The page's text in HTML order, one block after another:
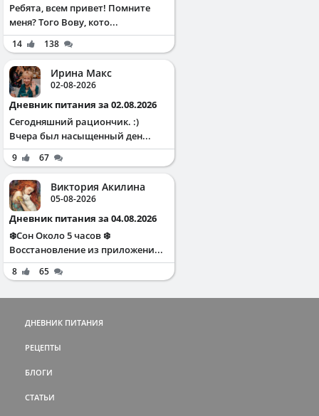
Ребята, всем привет! Помните
меня? Того Вову, кото...
14 138
Ирина Макс
02-08-2026
Дневник питания за 02.08.2026
Сегодняшний рациончик. :)
Вчера был насыщенный ден...
9 67
Виктория Акилина
05-08-2026
Дневник питания за 04.08.2026
❄️Сон Около 5 часов ❄️
Восстановление из приложени...
8 65
ДНЕВНИК ПИТАНИЯ
РЕЦЕПТЫ
БЛОГИ
СТАТЬИ